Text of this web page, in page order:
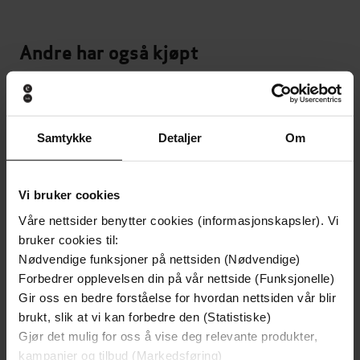
Samtykke Detaljer Om
Vi bruker cookies
Våre nettsider benytter cookies (informasjonskapsler). Vi
bruker cookies til:
Nødvendige funksjoner på nettsiden (Nødvendige)
Forbedrer opplevelsen din på vår nettside (Funksjonelle)
Gir oss en bedre forståelse for hvordan nettsiden vår blir
brukt, slik at vi kan forbedre den (Statistiske)
Gjør det mulig for oss å vise deg relevante produkter,
kampanjer og tilbud (Markedsføring)
Andre har også kjøpt
49,-
49,-